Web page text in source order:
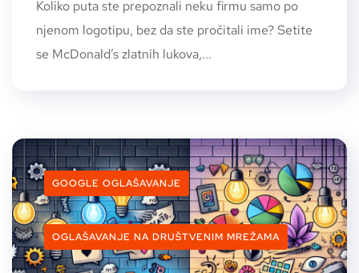
Koliko puta ste prepoznali neku firmu samo po
njenom logotipu, bez da ste pročitali ime? Setite
se McDonald’s zlatnih lukova,...
GOOGLE OGLAŠAVANJE
OGLAŠAVANJE NA DRUŠTVENIM MREŽAMA